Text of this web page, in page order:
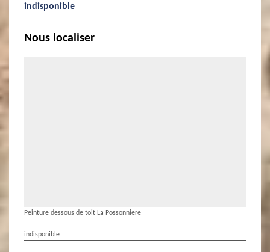
indisponible
Nous localiser
Peinture dessous de toit La Possonniere
indisponible